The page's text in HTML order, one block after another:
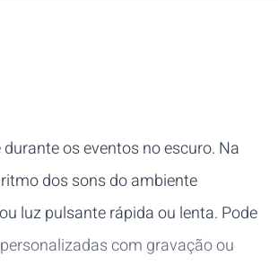
os eventos no escuro. Na
dos sons do ambiente
luz pulsante rápida ou lenta. Pode
com gravação ou